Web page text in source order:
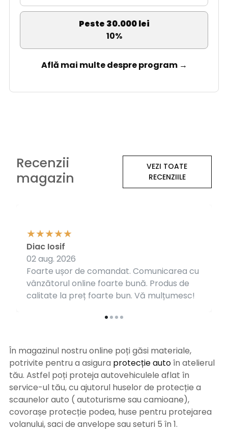
Peste 30.000 lei
10%
Află mai multe despre program →
Recenzii
magazin
VEZI TOATE
RECENZIILE
Foarte ușor de comandat. Comunicarea cu
vânzătorul online foarte bună. Produs de
calitate la preț foarte bun. Vă mulțumesc!
Diac Iosif
02 aug. 2026
În magazinul nostru online poți găsi materiale,
potrivite pentru a asigura protecție autoîn atelierul
tău. Astfel poți proteja autovehiculele aflat în
service-ul tău, cu ajutorul huselor de protecție a
scaunelor auto ( autoturisme sau camioane),
covorașe protecție podea, huse pentru protejarea
volanului, saci de anvelope sau seturi 5 în 1.